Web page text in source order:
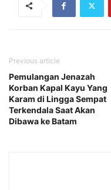
Previous article
Pemulangan Jenazah
Korban Kapal Kayu Yang
Karam di Lingga Sempat
Terkendala Saat Akan
Dibawa ke Batam